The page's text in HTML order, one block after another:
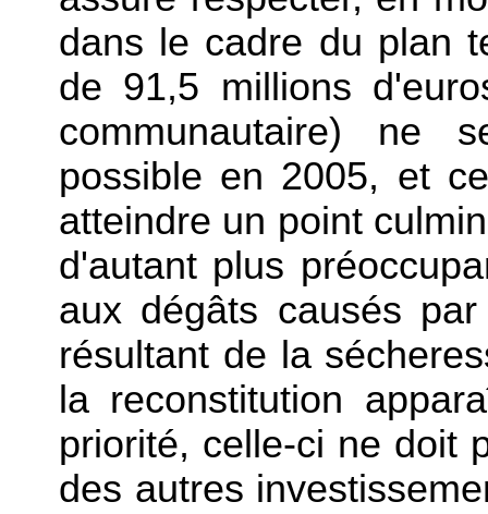
dans le cadre du plan
de 91,5 millions
communautaire) ne
possible en 2005, et
atteindre un point
d'autant plus
aux dégâts causés
résultant de la
la reconstitution
priorité, celle-ci ne doit
des autres